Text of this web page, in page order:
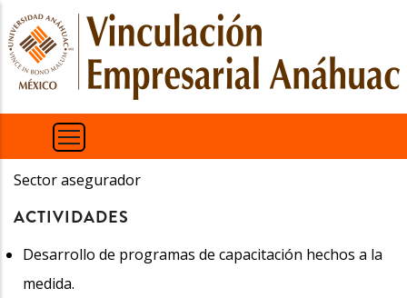
Pasar
al
contenido
principal
Sector asegurador
ACTIVIDADES
Desarrollo de programas de capacitación hechos a la
medida.